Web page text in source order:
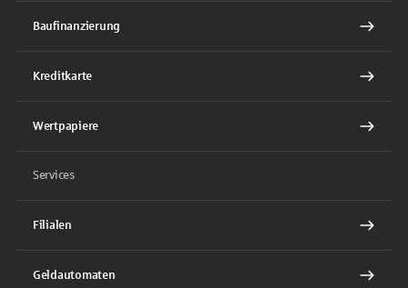
Baufinanzierung
Kreditkarte
Wertpapiere
Services
Filialen
Geldautomaten